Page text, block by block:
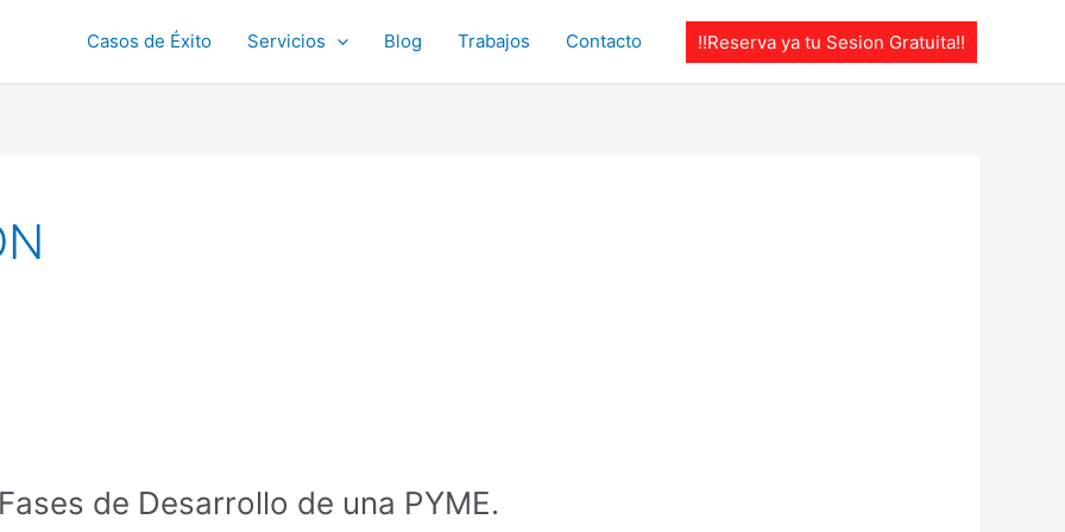
Casos de Éxito Servicios Blog Trabajos Contacto !!Reserva ya tu Sesion Gratuita!!
de Desarrollo de una PYME.